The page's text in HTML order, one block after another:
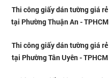
Thi công giấy dán tường giá rẻ
tại Phường Thuận An - TPHCM